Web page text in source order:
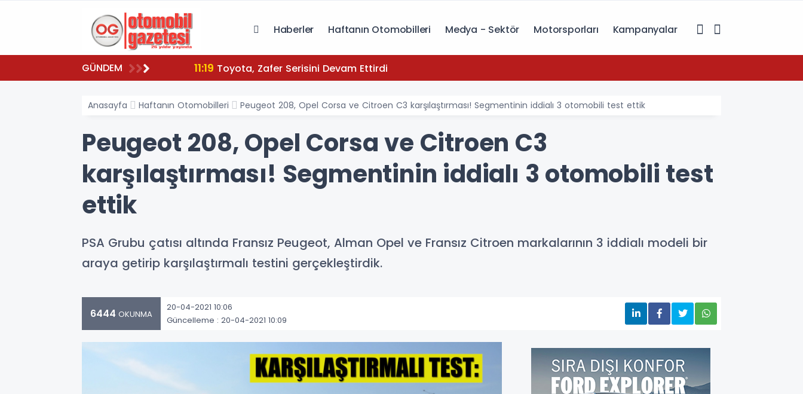
Haberler Haftanın Otomobilleri Medya - Sektör Motorsporları Kampanyalar
GÜNDEM 11:19 Toyota, Zafer Serisini Devam Ettirdi
Anasayfa Haftanın Otomobilleri Peugeot 208, Opel Corsa ve Citroen C3 karşılaştırması! Segmentinin iddialı 3 otomobili test ettik
Peugeot 208, Opel Corsa ve Citroen C3
karşılaştırması! Segmentinin iddialı 3 otomobili test
ettik
PSA Grubu çatısı altında Fransız Peugeot, Alman Opel ve Fransız Citroen markalarının 3 iddialı modeli bir
araya getirip karşılaştırmalı testini gerçekleştirdik.
6444 OKUNMA
20-04-2021 10:06
Güncelleme : 20-04-2021 10:09